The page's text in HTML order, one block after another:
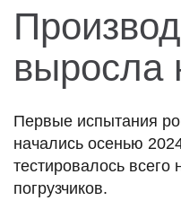
выросла
Первые испытания
начались осенью
тестировалось всего
погрузчиков.